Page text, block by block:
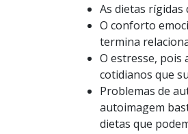
As dietas rígidas
O conforto
termina
O estresse, pois
cotidianos que
Problemas de
autoimagem
dietas que